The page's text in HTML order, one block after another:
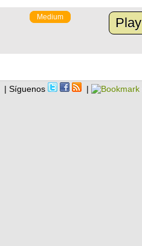
Medium Play
| Síguenos |